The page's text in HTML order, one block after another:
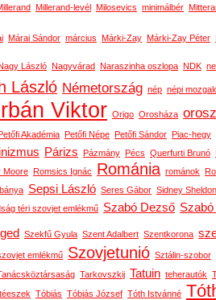
Millerand-levél Milosevics minimálbér
Márai Sándor március Márki-Zay Márki-Zay Péter
László Nagyvárad Naraszinha oszlopa NDK
László Németország nép népi
Viktor Origo Orosháza
Akadémia Petőfi Népe Petőfi Sándor Piac-hegy
Párizs Pázmány Pécs Querfurti Brunó
Moore Romsics Ignác Románia románok
Sepsi László Seres Gábor Sidney Sheldon
téri szovjet emlékmű Szabó Dezső
Szekfű Gyula Szent Adalbert Szentkorona
emlékmű Szovjetunió Sztálin-szobor
Tarkovszkij Tatuin teherautók
téeszek Tóbiás Tóbiás József Tóth Istvánné